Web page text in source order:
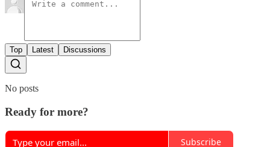
Top Latest Discussions
No posts
Ready for more?
Subscribe